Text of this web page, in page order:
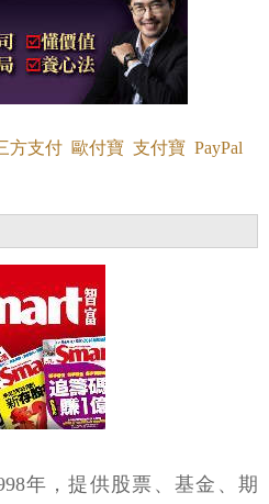
方支付 歐付寶 支付寶 PayPal
年，提供股票、基金、期